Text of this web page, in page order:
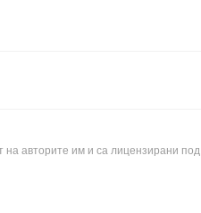
на авторите им и са лицензирани под